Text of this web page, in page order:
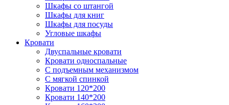
Шкафы со штангой
Шкафы для книг
Шкафы для посуды
Угловые шкафы
Кровати
Двуспальные кровати
Кровати односпальные
С подъемным механизмом
С мягкой спинкой
Кровати 120*200
Кровати 140*200